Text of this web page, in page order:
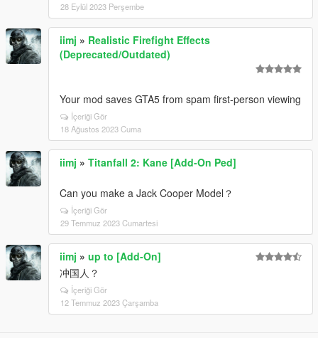
28 Eylül 2023 Perşembe
iimj » Realistic Firefight Effects
(Deprecated/Outdated)
Your mod saves GTA5 from spam first-person viewing
İçeriği Gör
18 Ağustos 2023 Cuma
iimj » Titanfall 2: Kane [Add-On Ped]
Can you make a Jack Cooper Model？
İçeriği Gör
29 Temmuz 2023 Cumartesi
iimj » up to [Add-On]
冲国人？
İçeriği Gör
12 Temmuz 2023 Çarşamba